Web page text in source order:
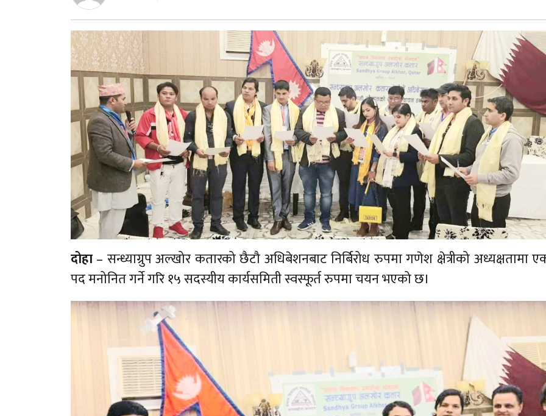
दोहा– सन्ध्याग्रुप अल्खोर कतारको छैटौ अधिबेशनबाट निर्बिरोध रुपमा गणेश क्षेत्रीको अध्यक्षतामा
पद मनोनित गर्ने गरि १५ सदस्यीय कार्यसमिती स्वस्फूर्त रुपमा चयन भएको छ।